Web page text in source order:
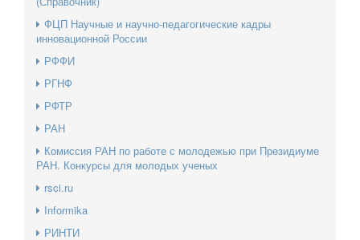
ФЦП Научные и научно-педагогические кадры
инновационной России
РФФИ
РГНФ
РФТР
РАН
Комиссия РАН по работе с молодежью при Президиуме
РАН. Конкурсы для молодых ученых
rsci.ru
Informika
РИНТИ